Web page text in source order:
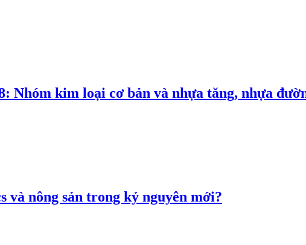
Nhóm kim loại cơ bản và nhựa tăng, nhựa
và nông sản trong kỷ nguyên mới?